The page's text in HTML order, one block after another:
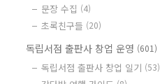
문장 수집 (4)
초록친구들 (20)
독립서점 출판사 창업 운영 (601)
독립서점 출판사 창업 일기 (53)